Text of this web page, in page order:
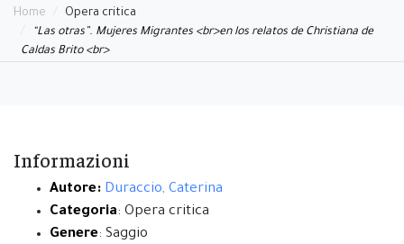
Home
Opera critica
“Las otras”. Mujeres Migrantes <br>en los relatos de Christiana de
Caldas Brito <br>
Informazioni
Autore: Duraccio, Caterina
Categoria: Opera critica
Genere: Saggio